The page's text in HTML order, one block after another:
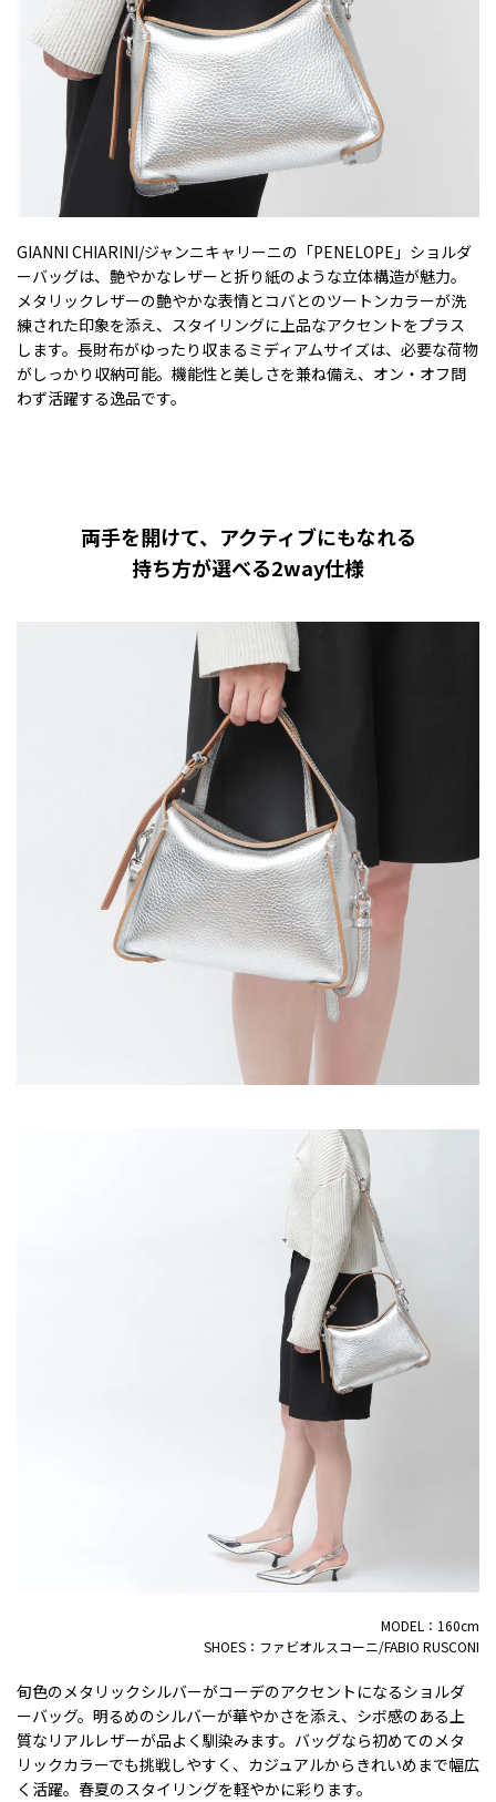
GIANNI CHIARINI/ジャンニキャリーニの「PENELOPE」ショルダ
ーバッグは、艶やかなレザーと折り紙のような立体構造が魅力。
メタリックレザーの艶やかな表情とコバとのツートンカラーが洗
練された印象を添え、スタイリングに上品なアクセントをプラス
します。長財布がゆったり収まるミディアムサイズは、必要な荷物
がしっかり収納可能。機能性と美しさを兼ね備え、オン・オフ問
わず活躍する逸品です。
両手を開けて、アクティブにもなれる
持ち方が選べる2way仕様
MODEL：160cm
SHOES：ファビオルスコーニ/FABIO RUSCONI
旬色のメタリックシルバーがコーデのアクセントになるショルダ
ーバッグ。明るめのシルバーが華やかさを添え、シボ感のある上
質なリアルレザーが品よく馴染みます。バッグなら初めてのメタ
リックカラーでも挑戦しやすく、カジュアルからきれいめまで幅広
く活躍。春夏のスタイリングを軽やかに彩ります。